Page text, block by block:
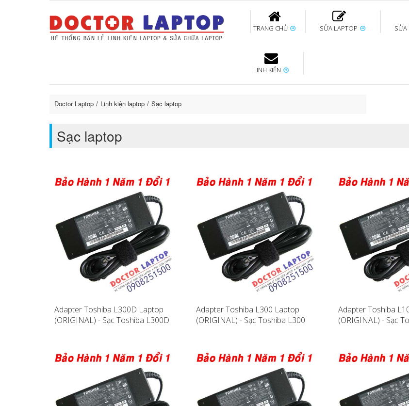
TRANG CHỦ SỬA LAPTOP
Sửa Laptop uy tín Thay bàn phím Thay màn hình
SỬA
Sửa Macbook uy tín Thay pin Macbook Thay
Thay pin Surface Sửa Surface
LINH KIỆN
Doctor Laptop Linh kiện laptop Sạc laptop
Sạc laptop
Adapter Toshiba L300D Laptop
(ORIGINAL) - Sạc Toshiba L300D
Adapter Toshiba L300 Laptop
(ORIGINAL) - Sạc Toshiba L300
Adapter Toshiba
(ORIGINAL) - Sạc